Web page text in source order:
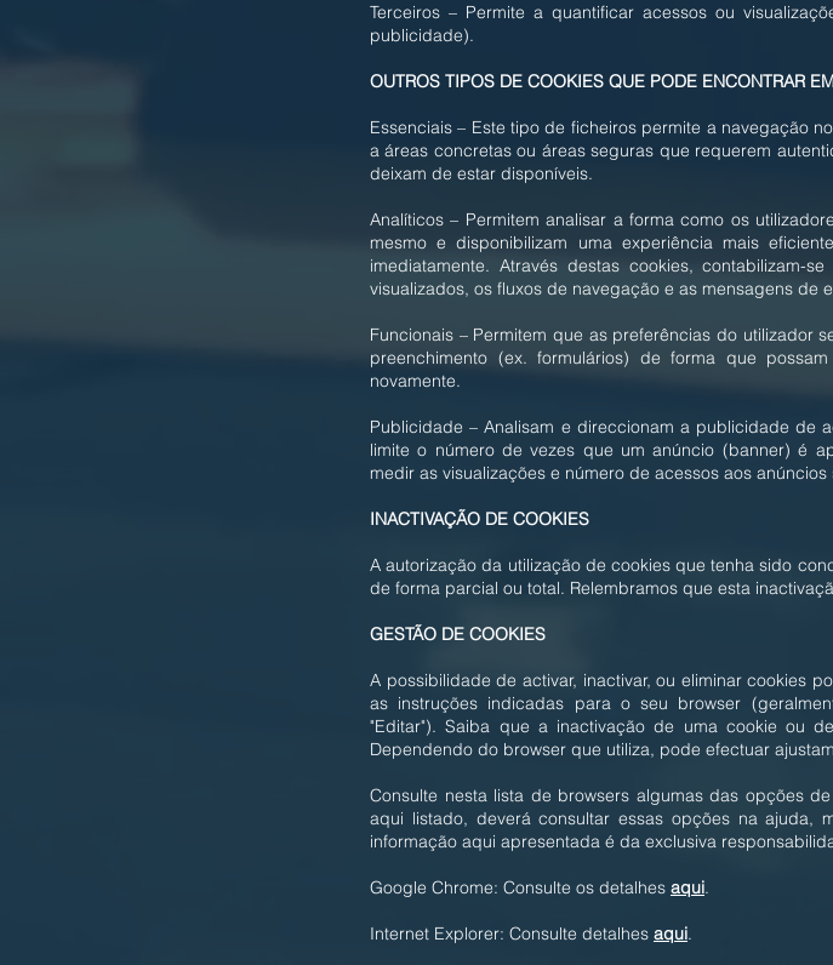
Terceiros – Permite a quantificar acessos ou
publicidade).
OUTROS TIPOS DE COOKIES QUE PODE ENCONTRAR
Essenciais – Este tipo de ficheiros permite a navegação
a áreas concretas ou áreas seguras que requerem
deixam de estar disponíveis.
Analíticos – Permitem analisar a forma como os
mesmo e disponibilizam uma experiência mais
imediatamente. Através destas cookies, contabilizam-
visualizados, os fluxos de navegação e as mensagens de
Funcionais – Permitem que as preferências do utilizador
preenchimento (ex. formulários) de forma que
novamente.
Publicidade – Analisam e direccionam a publicidade de
limite o número de vezes que um anúncio (banner) é
medir as visualizações e número de acessos aos
INACTIVAÇÃO DE COOKIES
A autorização da utilização de cookies que tenha sido
de forma parcial ou total. Relembramos que esta
GESTÃO DE COOKIES
A possibilidade de activar, inactivar, ou eliminar cookies
as instruções indicadas para o seu browser
"Editar"). Saiba que a inactivação de uma cookie ou
Dependendo do browser que utiliza, pode efectuar
Consulte nesta lista de browsers algumas das opções
aqui listado, deverá consultar essas opções na ajuda,
informação aqui apresentada é da exclusiva
Google Chrome: Consulte os detalhes aqui.
Internet Explorer: Consulte detalhes aqui.